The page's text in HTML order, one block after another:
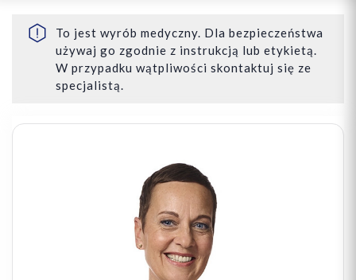
To jest wyrób medyczny. Dla bezpieczeństwa
używaj go zgodnie z instrukcją lub etykietą.
W przypadku wątpliwości skontaktuj się ze
specjalistą.